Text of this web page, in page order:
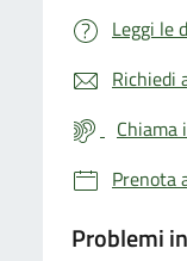
Leggi le
Richiedi
Prenota
Problemi